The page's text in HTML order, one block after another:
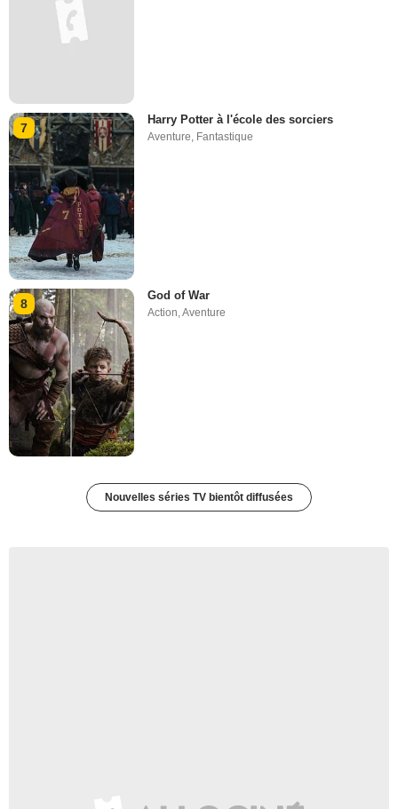
7
Harry Potter à l'école des sorciers
Aventure, Fantastique
8
God of War
Action,Aventure
Nouvelles séries TV bientôt diffusées